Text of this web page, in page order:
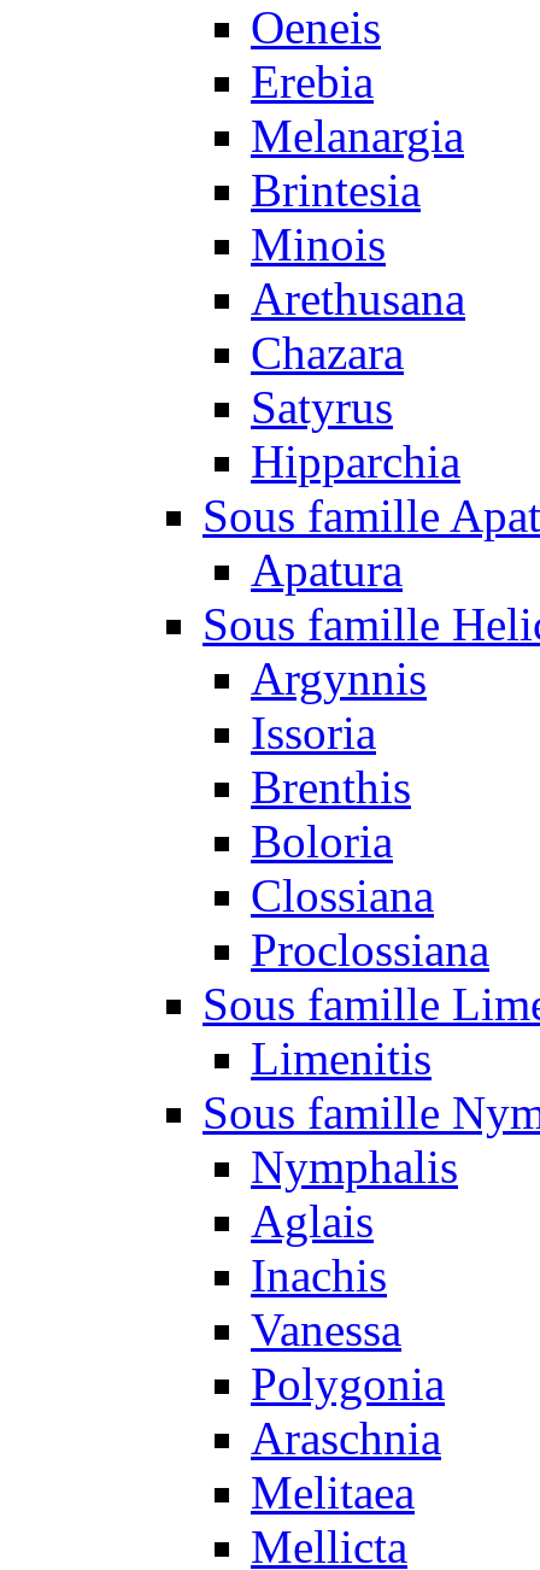
Oeneis
Erebia
Melanargia
Brintesia
Minois
Arethusana
Chazara
Satyrus
Hipparchia
Sous famille
Apatura
Sous famille
Argynnis
Issoria
Brenthis
Boloria
Clossiana
Proclossiana
Sous famille
Limenitis
Sous famille
Nymphalis
Aglais
Inachis
Vanessa
Polygonia
Araschnia
Melitaea
Mellicta